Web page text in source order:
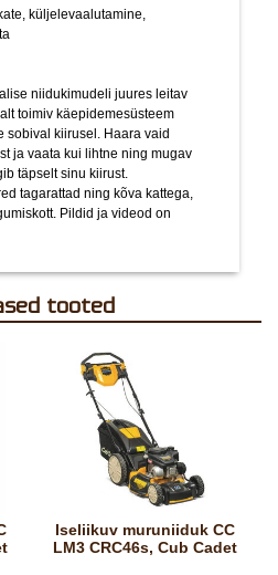
küljelevaalutamine,
niidukimudeli juures leitav
toimiv käepidemesüsteem
sobival kiirusel. Haara vaid
ja vaata kui lihtne ning mugav
täpselt sinu kiirust.
tagarattad ning kõva kattega,
Pildid ja videod on
tooted
Iseliikuv muruniiduk CC
LM3 CRC46s, Cub Cadet